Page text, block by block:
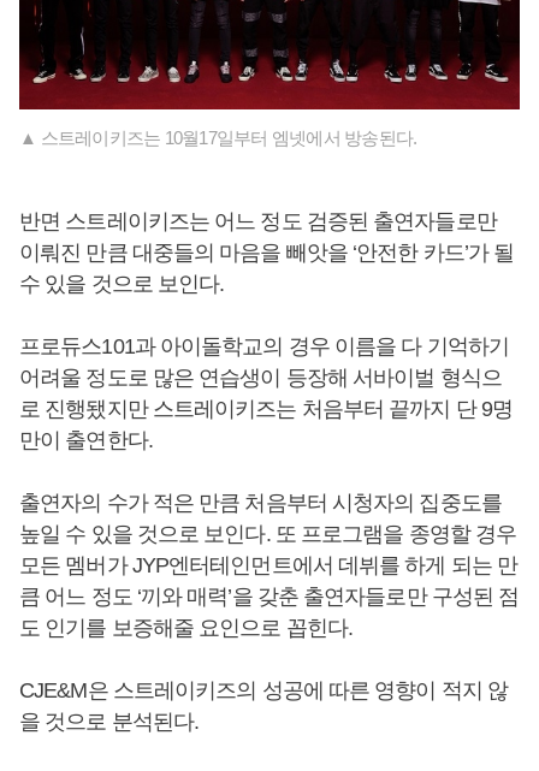
▲ 스트레이키즈는 10월17일부터 엠넷에서 방송된다.
반면 스트레이키즈는 어느 정도 검증된 출연자들로만
이뤄진 만큼 대중들의 마음을 빼앗을 ‘안전한 카드’가 될
수 있을 것으로 보인다.
프로듀스101과 아이돌학교의 경우 이름을 다 기억하기
어려울 정도로 많은 연습생이 등장해 서바이벌 형식으
로 진행됐지만 스트레이키즈는 처음부터 끝까지 단 9명
만이 출연한다.
출연자의 수가 적은 만큼 처음부터 시청자의 집중도를
높일 수 있을 것으로 보인다. 또 프로그램을 종영할 경우
모든 멤버가 JYP엔터테인먼트에서 데뷔를 하게 되는 만
큼 어느 정도 ‘끼와 매력’을 갖춘 출연자들로만 구성된 점
도 인기를 보증해줄 요인으로 꼽힌다.
CJE&M은 스트레이키즈의 성공에 따른 영향이 적지 않
을 것으로 분석된다.